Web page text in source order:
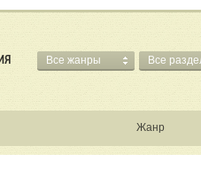
Все жанры Все
Жанр